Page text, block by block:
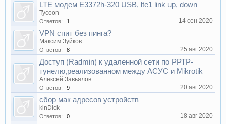
LTE модем E3372h-320 USB, lte1 link up, down
Tycoon
Ответов: 1 14 сен 2020
VPN спит без пинга?
Максим Зуйков
Ответов: 8 25 авг 2020
Доступ (Radmin) к удаленной сети по РРТР-
тунелю,реализованном между АСУС и Mikrotik
Алексей Завьялов
Ответов: 9 20 авг 2020
сбор мак адресов устройств
kinDick
Ответов: 0 18 авг 2020